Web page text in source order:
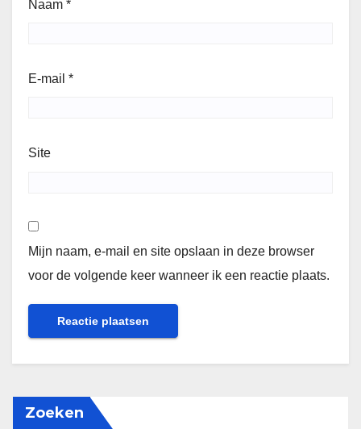
Naam *
E-mail *
Site
Mijn naam, e-mail en site opslaan in deze browser
voor de volgende keer wanneer ik een reactie plaats.
Zoeken